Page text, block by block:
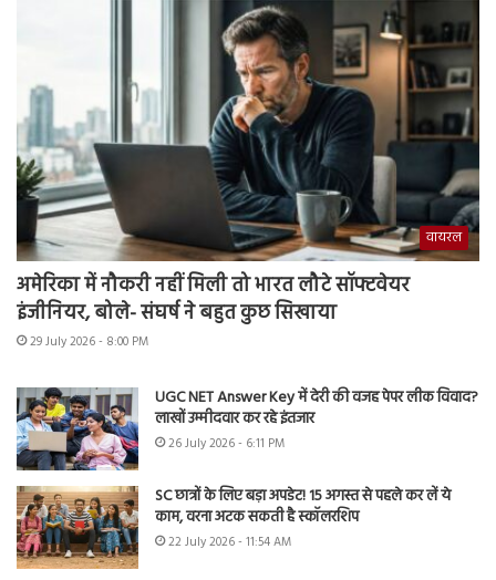
वायरल
अमेरिका में नौकरी नहीं मिली तो भारत लौटे सॉफ्टवेयर
इंजीनियर, बोले- संघर्ष ने बहुत कुछ सिखाया
29 July 2026 - 8:00 PM
UGC NET Answer Key में देरी की वजह पेपर लीक विवाद?
लाखों उम्मीदवार कर रहे इंतजार
26 July 2026 - 6:11 PM
SC छात्रों के लिए बड़ा अपडेट! 15 अगस्त से पहले कर लें ये
काम, वरना अटक सकती है स्कॉलरशिप
22 July 2026 - 11:54 AM